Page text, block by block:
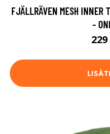
FJÄLLRÄVEN MESH INNER
-